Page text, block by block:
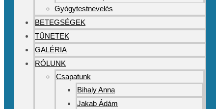
Gyógytestnevelés
BETEGSÉGEK
TÜNETEK
GALÉRIA
RÓLUNK
Csapatunk
Bihaly Anna
Jakab Ádám